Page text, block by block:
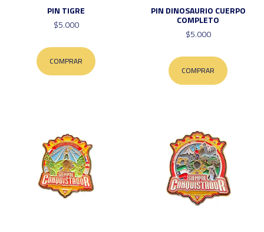
PIN TIGRE
$5.000
COMPRAR
PIN DINOSAURIO CUERPO
COMPLETO
$5.000
COMPRAR